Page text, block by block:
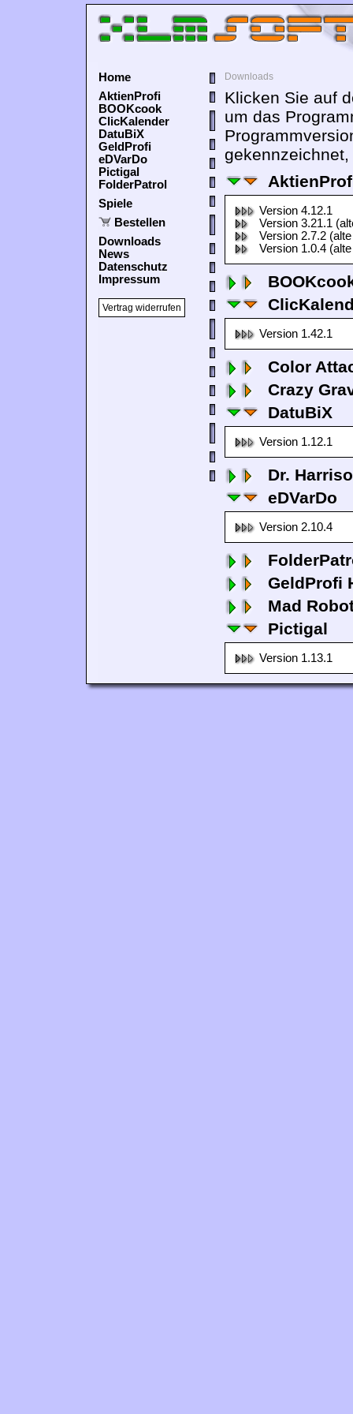
Home
AktienProfi
BOOKcook
ClicKalender
DatuBiX
GeldProfi
eDVarDo
Pictigal
FolderPatrol
Spiele
Bestellen
Downloads
News
Datenschutz
Impressum
Vertrag widerrufen
Downloads
Klicken Sie auf
um das
Version 4.12.1
Version 3.21.1
Version 2.7.2
Version 1.0.4
Version 1.42.1
Color
Crazy
DatuBiX
Version 1.12.1
Dr.
eDVarDo
Version 2.10.4
GeldProfi
Mad
Pictigal
Version 1.13.1